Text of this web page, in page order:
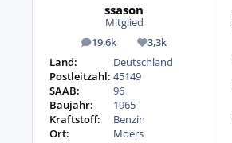
ssason
Mitglied
19,6k
Beiträge 3,3k
Reputation
Land:
Deutschland
Postleitzahl: 45149
SAAB:
96
Baujahr:
1965
Kraftstoff:
Benzin
Ort:
Moers